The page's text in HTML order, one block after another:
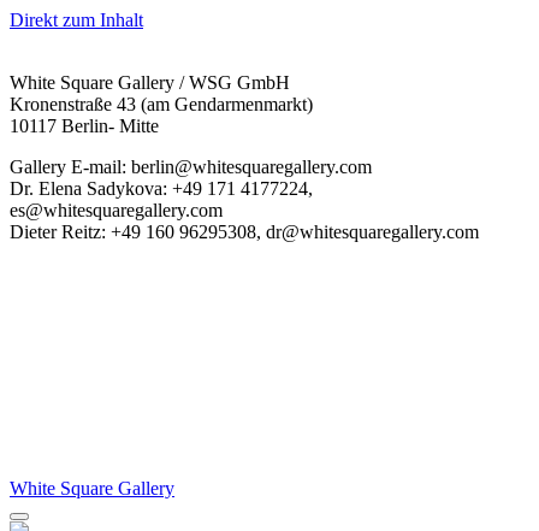
Direkt zum Inhalt
White Square Gallery / WSG GmbH
Kronenstraße 43 (am Gendarmenmarkt)
10117 Berlin- Mitte
Gallery E-mail: berlin@whitesquaregallery.com
Dr. Elena Sadykova: +49 171 4177224,
es@whitesquaregallery.com
Dieter Reitz: +49 160 96295308, dr@whitesquaregallery.com
White Square Gallery